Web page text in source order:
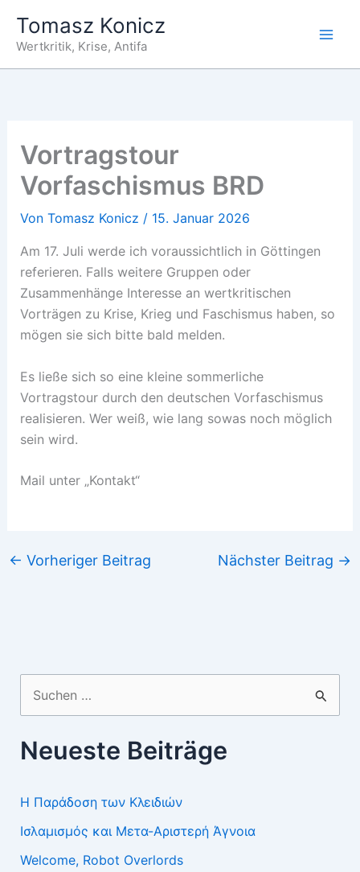
Inhalt
springen
Tomasz Konicz
Wertkritik, Krise, Antifa
Vortragstour
Vorfaschismus BRD
Von Tomasz Konicz / 15. Januar 2026
Am 17. Juli werde ich voraussichtlich in Göttingen
referieren. Falls weitere Gruppen oder
Zusammenhänge Interesse an wertkritischen
Vorträgen zu Krise, Krieg und Faschismus haben, so
mögen sie sich bitte bald melden.
Es ließe sich so eine kleine sommerliche
Vortragstour durch den deutschen Vorfaschismus
realisieren. Wer weiß, wie lang sowas noch möglich
sein wird.
Mail unter „Kontakt“
← Vorheriger Beitrag Nächster Beitrag →
nach:
Neueste Beiträge
Η Παράδοση των Κλειδιών
Ισλαμισμός και Μετα-Αριστερή Άγνοια
Welcome, Robot Overlords